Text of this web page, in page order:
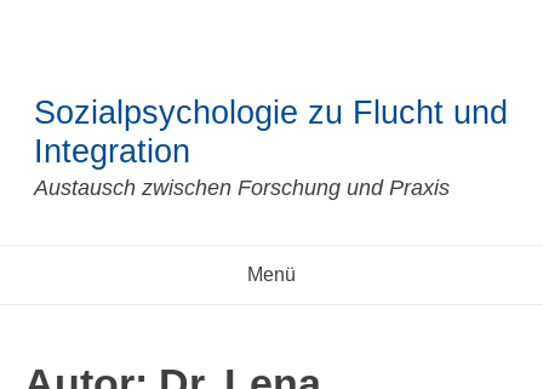
Sozialpsychologie zu Flucht und
Integration
Austausch zwischen Forschung und Praxis
Menü